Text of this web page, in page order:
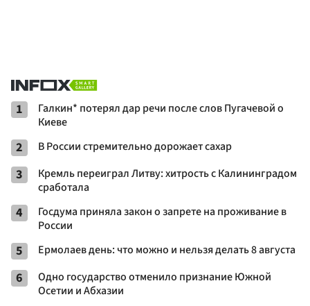
1
Галкин* потерял дар речи после слов Пугачевой о
Киеве
2 В России стремительно дорожает сахар
3
Кремль переиграл Литву: хитрость с Калининградом
сработала
4
Госдума приняла закон о запрете на проживание в
России
5 Ермолаев день: что можно и нельзя делать 8 августа
6
Одно государство отменило признание Южной
Осетии и Абхазии